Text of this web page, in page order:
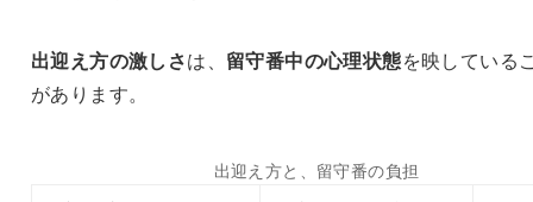
出迎え方の激しさは、 留守番中の心理状態を映している
があります。
出迎え方と、留守番の負担